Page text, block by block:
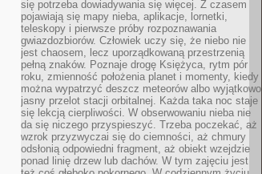
się potrzeba dowiadywania się więcej. Z czasem
pojawiają się mapy nieba, aplikacje, lornetki,
teleskopy i pierwsze próby rozpoznawania
gwiazdozbiorów. Człowiek uczy się, że niebo nie
jest chaosem, lecz uporządkowaną przestrzenią
pełną znaków. Poznaje drogę Księżyca, rytm pór
roku, zmienność położenia planet i momenty, kiedy
można wypatrzyć deszcz meteorów albo wyjątkowo
jasny przelot stacji orbitalnej. Każda taka noc staje
się lekcją cierpliwości. W obserwowaniu nieba nie
da się niczego przyspieszyć. Trzeba poczekać, aż
wzrok przyzwyczai się do ciemności, aż chmury
odsłonią odpowiedni fragment, aż obiekt wzejdzie
ponad linię drzew lub dachów. W tym zajęciu jest